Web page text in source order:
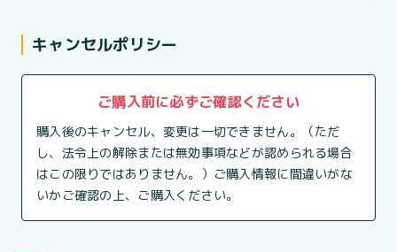
キャンセルポリシー
ご購入前に必ずご確認ください
購入後のキャンセル、変更は一切できません。（ただ
し、法令上の解除または無効事項などが認められる場合
はこの限りではありません。）ご購入情報に間違いがな
いかご確認の上、ご購入ください。